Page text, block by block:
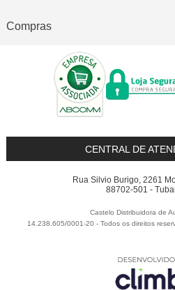
Compras
CENTRAL DE
Rua Silvio Burigo, 2261
88702-501 -
Castelo Distribuidora de
14.238.605/0001-20 - Todos os direitos